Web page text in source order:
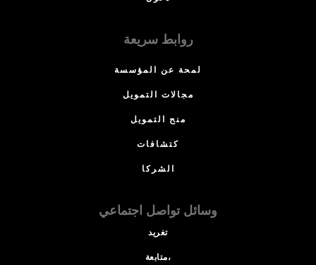
روابط سريعة
لمحة عن المؤسسة
مجالات التمويل
منح التمويل
كتشافات
الشركا
وسائل تواصل اجتماعي
تغريد
متابعة،